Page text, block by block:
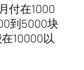
付在1000
到5000块
10000以